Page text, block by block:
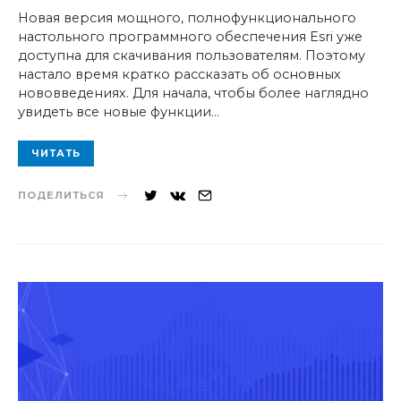
Новая версия мощного, полнофункционального
настольного программного обеспечения Esri уже
доступна для скачивания пользователям. Поэтому
настало время кратко рассказать об основных
нововведениях. Для начала, чтобы более наглядно
увидеть все новые функции…
ЧИТАТЬ
ПОДЕЛИТЬСЯ